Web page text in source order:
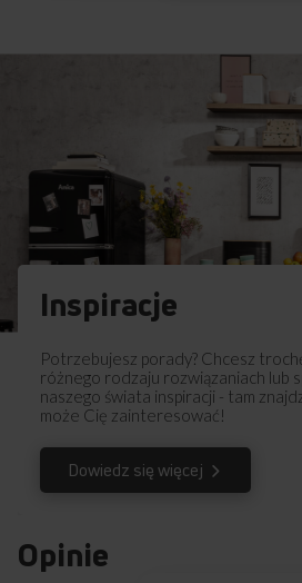
Ostrzeżenia i informacje
Skrócona instrukcja obsługi
Instrukcja obsługi
Inspiracje
Potrzebujesz porady? Chcesz
różnego rodzaju rozwiązaniach lub
naszego świata inspiracji - tam
może Cię zainteresować!
Dowiedz się więcej
Opinie